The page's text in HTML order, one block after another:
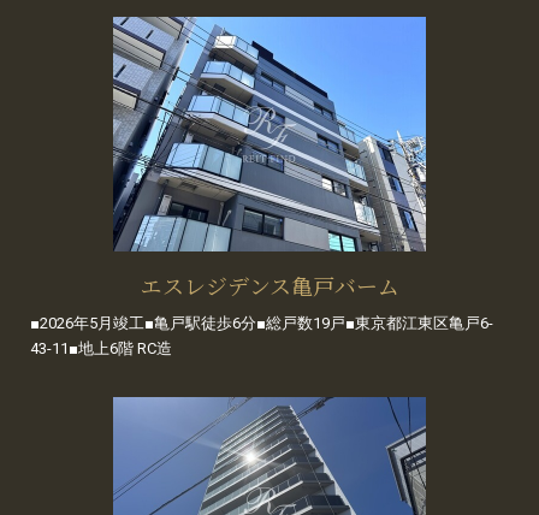
エスレジデンス亀戸バーム
■2026年5月竣工■亀戸駅徒歩6分■総戸数19戸■東京都江東区亀戸6-
43-11■地上6階 RC造